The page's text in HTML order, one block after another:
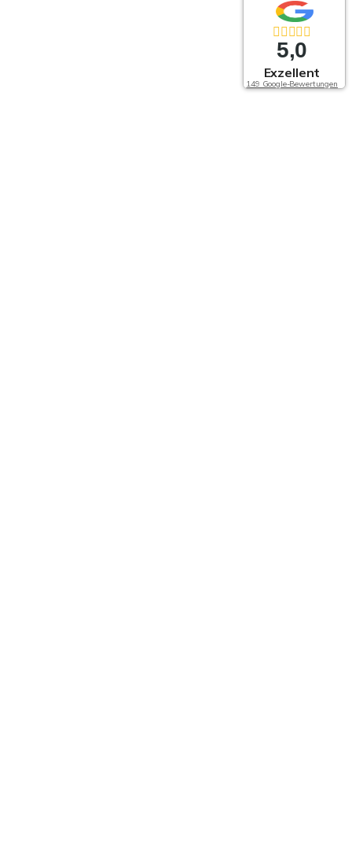
5,0
Exzellent
149 Google-Bewertungen